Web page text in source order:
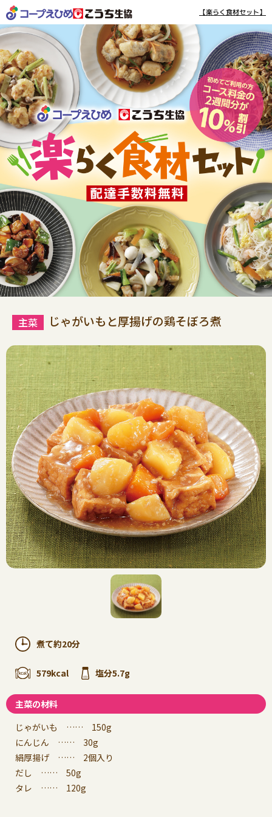
【楽らく食材セット】
じゃがいもと厚揚げの鶏そぼろ煮
煮て約20分
579kcal 塩分5.7g
主菜の材料
じゃがいも …… 150g
にんじん …… 30g
絹厚揚げ …… 2個入り
だし …… 50g
タレ …… 120g